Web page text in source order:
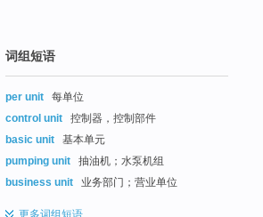
词组短语
per unit
每单位
control unit
控制器，控制部件
basic unit
基本单元
pumping unit
抽油机；水泵机组
business unit
业务部门；营业单位
更多词组短语